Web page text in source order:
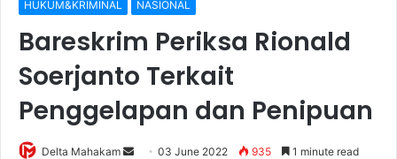
HUKUM&KRIMINAL NASIONAL
Bareskrim Periksa Rionald
Soerjanto Terkait
Penggelapan dan Penipuan
Delta Mahakam 03 June 2022 935 1 minute read